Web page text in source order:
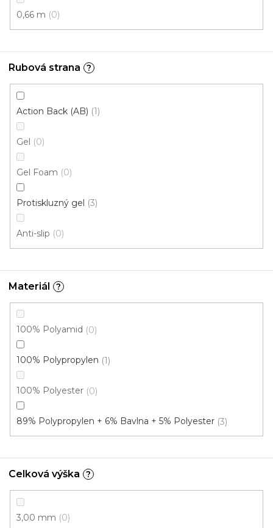
0,66 m 0
Rubová strana ?
Action Back (AB) 1
Gel 0
Gel Foam 0
Protiskluzný gel 3
Anti-slip 0
Materiál ?
100% Polyamid 0
100% Polypropylen 1
100% Polyester 0
89% Polypropylen + 6% Bavlna + 5% Polyester 3
Celková výška ?
3,00 mm 0
Koberce běhouny NATURA TIMZO 3412
597 Kč
0,8 m 0,67 m